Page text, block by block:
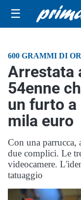
☰
600 GRAMMI DI
Arrestata
54enne
un furto a
mila euro
Con una parrucca,
due complici. Le
videocamere.
tatuaggio